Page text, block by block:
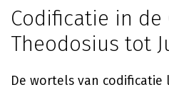
Codificatie in de
Theodosius tot
De wortels van codificatie